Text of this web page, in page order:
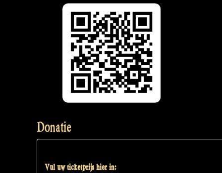
Donatie
Vul uw ticketprijs hier in: